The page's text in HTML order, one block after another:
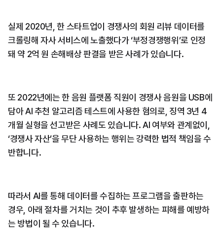
실제 2020년, 한 스타트업이 경쟁사의 회원 리뷰 데이터를
크롤링해 자사 서비스에 노출했다가 ‘부정경쟁행위’로 인정
돼 약 2억 원 손해배상 판결을 받은 사례가 있습니다.
또 2022년에는 한 음원 플랫폼 직원이 경쟁사 음원을 USB에
담아 AI 추천 알고리즘 테스트에 사용한 혐의로, 징역 3년 4
개월 실형을 선고받은 사례도 있습니다. AI 여부와 관계없이,
‘경쟁사 자산’을 무단 사용하는 행위는 강력한 법적 책임을 수
반합니다.
따라서 AI를 통해 데이터를 수집하는 프로그램을 출판하는
경우, 아래 절차를 거치는 것이 추후 발생하는 피해를 예방하
는 방법이 될 수 있습니다.